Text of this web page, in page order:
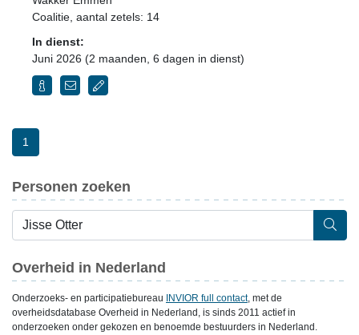
Coalitie , aantal zetels: 14
In dienst:
Juni 2026 (2 maanden, 6 dagen in dienst)
1
Personen zoeken
Overheid in Nederland
Onderzoeks- en participatiebureau INVIOR full contact, met de
overheidsdatabase Overheid in Nederland, is sinds 2011 actief in
onderzoeken onder gekozen en benoemde bestuurders in Nederland.